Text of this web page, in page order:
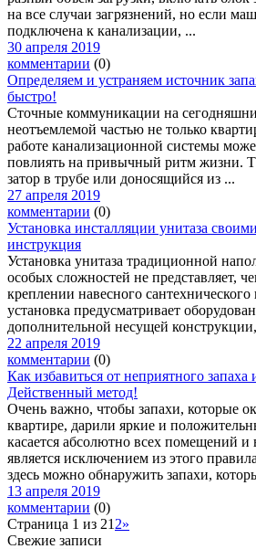
на все случаи загрязнений, но если
подключена к канализации, ...
30 апреля 2019
комментарии (0)
Определяем и устраняем источник
быстро!
Сточные коммуникации на
неотъемлемой частью не только
работе канализационной системы
повлиять на привычный ритм жизни.
затор в трубе или доносящийся из ...
27 апреля 2019
комментарии (0)
Установка инсталляции унитаза
инструкция
Установка унитаза традиционной
особых сложностей не представляет,
креплении навесного
установка предусматривает
дополнительной несущей
22 апреля 2019
комментарии (0)
Как избавиться от неприятного запаха
Действенный метод!
Очень важно, чтобы запахи, которые
квартире, дарили яркие и
касается абсолютно всех помещений и
является исключением из этого
здесь можно обнаружить запахи,
13 апреля 2019
комментарии (0)
Страница 1 из 21 2»
Свежие записи